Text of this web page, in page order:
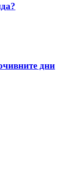
дни